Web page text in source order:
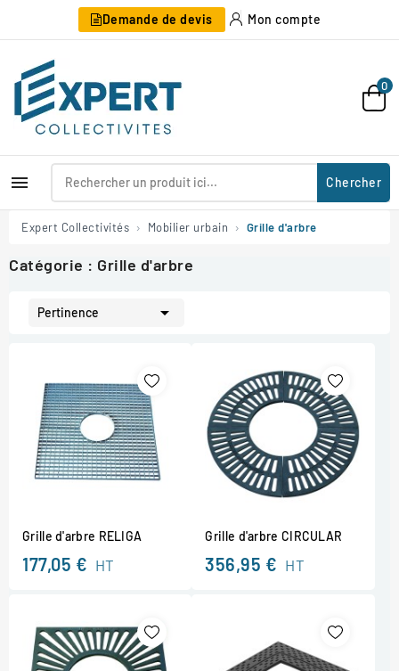
Demande de devis Mon compte
0
 Chercher
Expert Collectivités Mobilier urbain Grille d'arbre
Catégorie : Grille d'arbre
Pertinence 
Grille d'arbre RELIGA
177,05 € HT
Grille d'arbre CIRCULAR
356,95 € HT